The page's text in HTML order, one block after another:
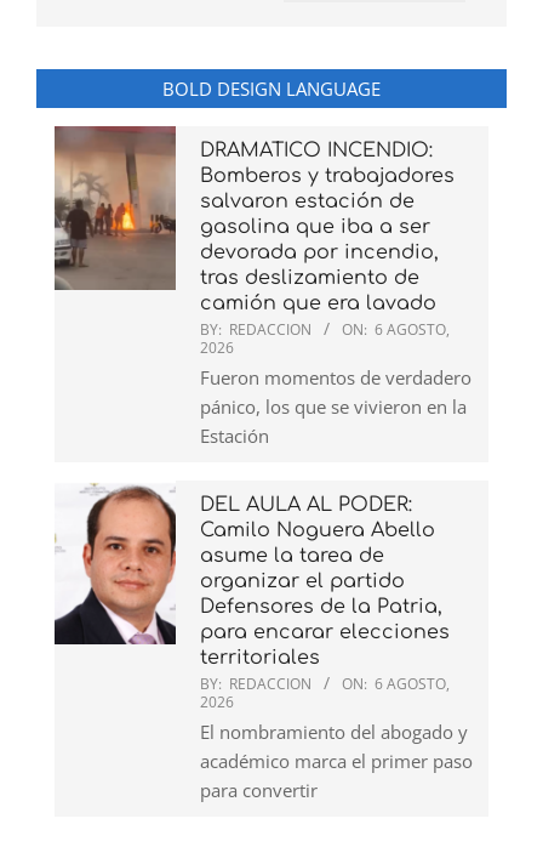
BOLD DESIGN LANGUAGE
DRAMATICO INCENDIO:
Bomberos y trabajadores
salvaron estación de
gasolina que iba a ser
devorada por incendio,
tras deslizamiento de
camión que era lavado
BY: REDACCION ON: 6 AGOSTO,
2026
Fueron momentos de verdadero
pánico, los que se vivieron en la
Estación
DEL AULA AL PODER:
Camilo Noguera Abello
asume la tarea de
organizar el partido
Defensores de la Patria,
para encarar elecciones
territoriales
BY: REDACCION ON: 6 AGOSTO,
2026
El nombramiento del abogado y
académico marca el primer paso
para convertir